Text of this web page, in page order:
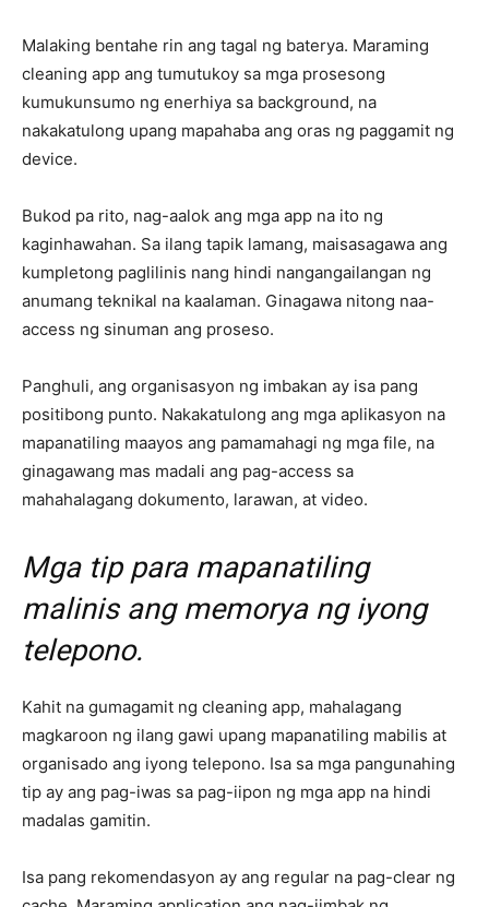
Malaking bentahe rin ang tagal ng baterya. Maraming
cleaning app ang tumutukoy sa mga prosesong
kumukunsumo ng enerhiya sa background, na
nakakatulong upang mapahaba ang oras ng paggamit ng
device.
Bukod pa rito, nag-aalok ang mga app na ito ng
kaginhawahan. Sa ilang tapik lamang, maisasagawa ang
kumpletong paglilinis nang hindi nangangailangan ng
anumang teknikal na kaalaman. Ginagawa nitong naa-
access ng sinuman ang proseso.
Panghuli, ang organisasyon ng imbakan ay isa pang
positibong punto. Nakakatulong ang mga aplikasyon na
mapanatiling maayos ang pamamahagi ng mga file, na
ginagawang mas madali ang pag-access sa
mahahalagang dokumento, larawan, at video.
Mga tip para mapanatiling
malinis ang memorya ng iyong
telepono.
Kahit na gumagamit ng cleaning app, mahalagang
magkaroon ng ilang gawi upang mapanatiling mabilis at
organisado ang iyong telepono. Isa sa mga pangunahing
tip ay ang pag-iwas sa pag-iipon ng mga app na hindi
madalas gamitin.
Isa pang rekomendasyon ay ang regular na pag-clear ng